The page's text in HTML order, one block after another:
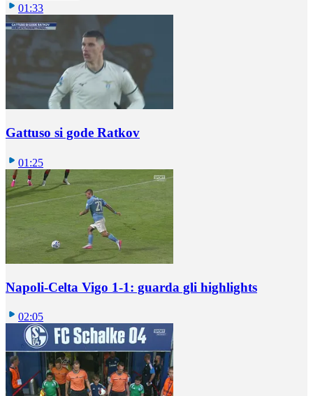
01:33
Gattuso si gode Ratkov
01:25
Napoli-Celta Vigo 1-1: guarda gli highlights
02:05